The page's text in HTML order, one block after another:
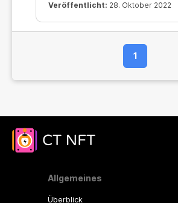
Veröffentlicht: 28. Oktober 2022
1
Allgemeines
Überblick